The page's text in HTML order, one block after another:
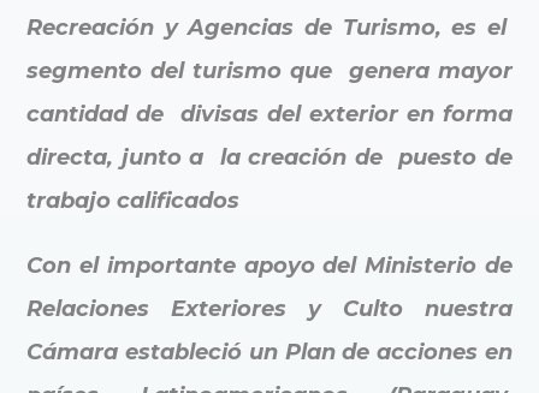
Recreación y Agencias de Turismo, es el
segmento del turismo que genera mayor
cantidad de divisas del exterior en forma
directa, junto a la creación de puesto de
trabajo calificados
Con el importante apoyo del Ministerio de
Relaciones Exteriores y Culto nuestra
Cámara estableció un Plan de acciones en